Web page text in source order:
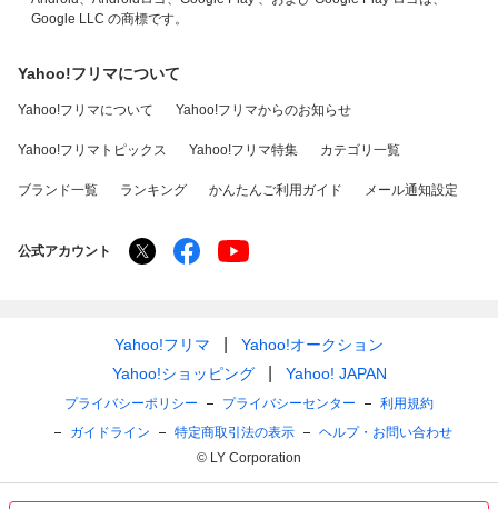
Google LLC の商標です。
Yahoo!フリマについて
Yahoo!フリマについて Yahoo!フリマからのお知らせ
Yahoo!フリマトピックス Yahoo!フリマ特集 カテゴリ一覧
ブランド一覧 ランキング かんたんご利用ガイド メール通知設定
公式アカウント
Yahoo!フリマ
Yahoo!オークション
Yahoo!ショッピング
Yahoo! JAPAN
プライバシーポリシー プライバシーセンター
利用規約
ガイドライン
特定商取引法の表示
ヘルプ・お問い合わせ
© LY Corporation